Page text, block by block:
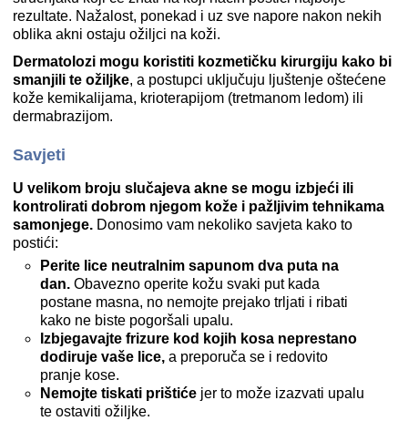
rezultate. Nažalost, ponekad i uz sve napore nakon nekih
oblika akni ostaju ožiljci na koži.
Dermatolozi mogu koristiti kozmetičku kirurgiju kako bi
smanjili te ožiljke, a postupci uključuju ljuštenje oštećene
kože kemikalijama, krioterapijom (tretmanom ledom) ili
dermabrazijom.
Savjeti
U velikom broju slučajeva akne se mogu izbjeći ili
kontrolirati dobrom njegom kože i pažljivim tehnikama
samonjege. Donosimo vam nekoliko savjeta kako to
postići:
Perite lice neutralnim sapunom dva puta na
dan. Obavezno operite kožu svaki put kada
postane masna, no nemojte prejako trljati i ribati
kako ne biste pogoršali upalu.
Izbjegavajte frizure kod kojih kosa neprestano
dodiruje vaše lice, a preporuča se i redovito
pranje kose.
Nemojte tiskati prištiće jer to može izazvati upalu
te ostaviti ožiljke.